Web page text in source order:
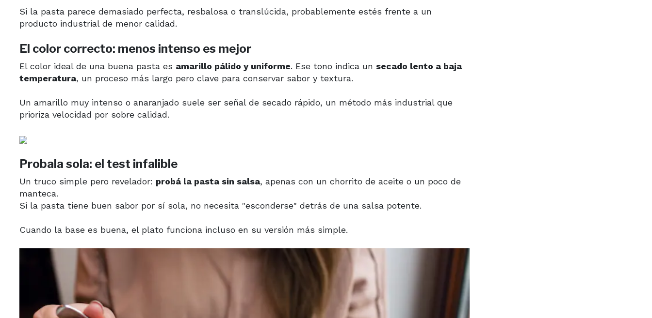
Si la pasta parece demasiado perfecta, resbalosa o translúcida, probablemente estés frente a un
producto industrial de menor calidad.
El color correcto: menos intenso es mejor
El color ideal de una buena pasta es amarillo pálido y uniforme. Ese tono indica un secado lento a baja
temperatura, un proceso más largo pero clave para conservar sabor y textura.
Un amarillo muy intenso o anaranjado suele ser señal de secado rápido, un método más industrial que
prioriza velocidad por sobre calidad.
Probala sola: el test infalible
Un truco simple pero revelador: probá la pasta sin salsa, apenas con un chorrito de aceite o un poco de
manteca.
Si la pasta tiene buen sabor por sí sola, no necesita "esconderse" detrás de una salsa potente.
Cuando la base es buena, el plato funciona incluso en su versión más simple.